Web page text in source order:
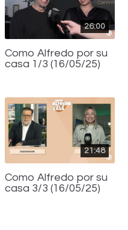
26:00
Como Alfredo por su
casa 1/3 (16/05/25)
21:48
Como Alfredo por su
casa 3/3 (16/05/25)